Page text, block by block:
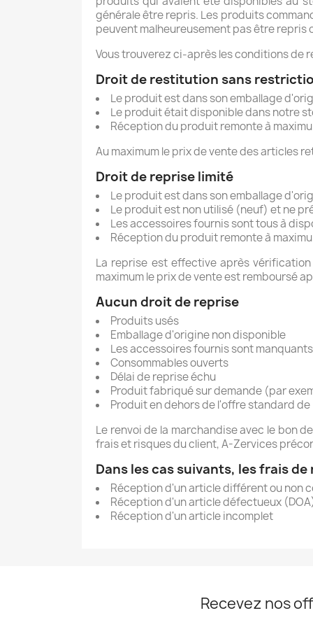
générale être repris. Les produits
peuvent malheureusement pas être
Vous trouverez ci-après les conditions de
Droit de restitution sans
Le produit est dans son emballage
Le produit était disponible dans notre
Réception du produit remonte à
Au maximum le prix de vente des articles
Droit de reprise limité
Le produit est dans son emballage
Le produit est non utilisé (neuf) et ne
Les accessoires fournis sont tous à
Réception du produit remonte à
La reprise est effective après
maximum le prix de vente est remboursé
Aucun droit de reprise
Produits usés
Emballage d'origine non disponible
Les accessoires fournis sont manquants
Consommables ouverts
Délai de reprise échu
Produit fabriqué sur demande (par
Produit en dehors de l'offre standard
Le renvoi de la marchandise avec le bon
frais et risques du client, A-Zervices
Dans les cas suivants, les frais
Réception d'un article différent ou non
Réception d'un article défectueux
Réception d'un article incomplet
Recevez nos